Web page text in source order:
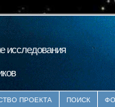
исследования
ПРОЕКТА ПОИСК